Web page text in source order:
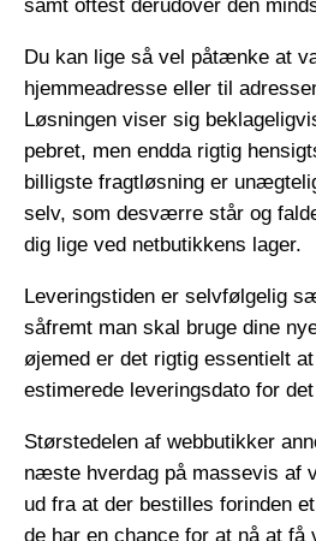
samt oftest derudover den
Du kan lige så vel påtænke at
hjemmeadresse eller til
Løsningen viser sig
pebret, men endda rigtig
billigste fragtløsning er
selv, som desværre står og
dig lige ved netbutikkens lager.
Leveringstiden er selvfølgelig
såfremt man skal bruge dine
øjemed er det rigtig essentielt
estimerede leveringsdato for
Størstedelen af webbutikker
næste hverdag på massevis af
ud fra at der bestilles forinden
de har en chance for at nå at få